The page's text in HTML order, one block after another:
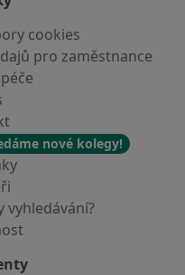
cookies
pro zaměstnance
nové kolegy!
vyhledávání?